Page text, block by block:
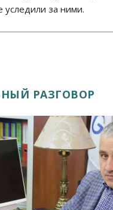
уследили за ними.
РАЗГОВОР